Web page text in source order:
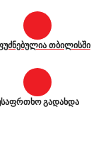
თბილისში
გადახდა